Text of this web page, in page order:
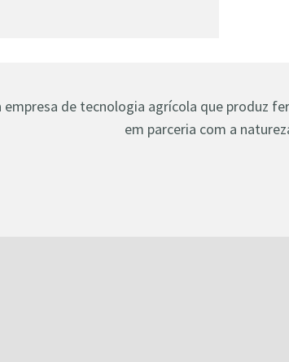
empresa de tecnologia agrícola que produz
em parceria com a